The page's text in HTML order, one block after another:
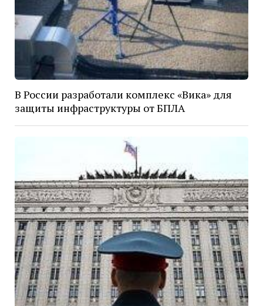
В России разработали комплекс «Вика» для
защиты инфраструктуры от БПЛА